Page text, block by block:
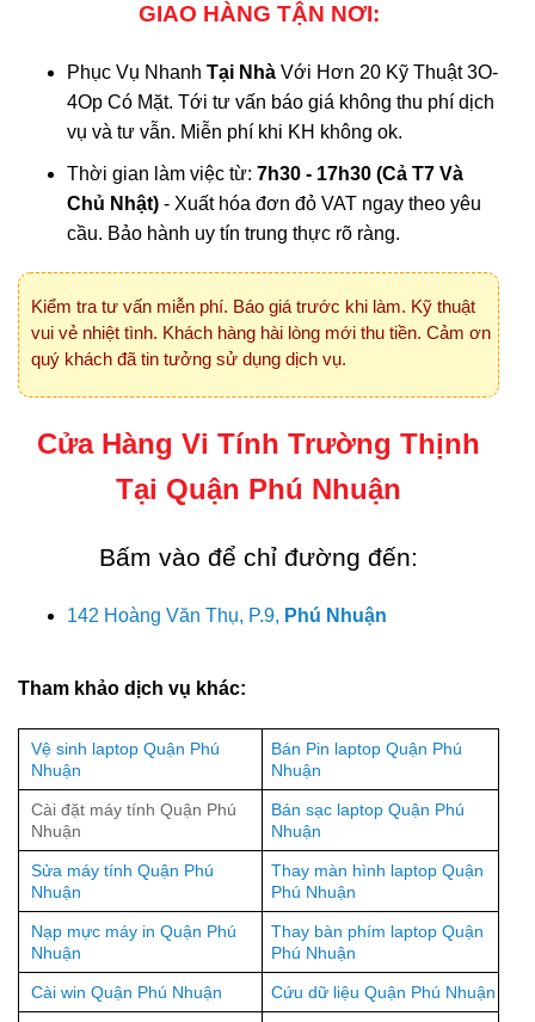
GIAO HÀNG TẬN NƠI:
Phục Vụ Nhanh Tại NhàVới Hơn 20 Kỹ Thuật 3O-
4Op Có Mặt. Tới tư vấn báo giá không thu phí dịch
vụ và tư vẫn. Miễn phí khi KH không ok.
Thời gian làm việc từ: 7h30 - 17h30 (Cả T7 Và
Chủ Nhật)- Xuất hóa đơn đỏ VAT ngay theo yêu
cầu. Bảo hành uy tín trung thực rõ ràng.
Kiểm tra tư vấn miễn phí. Báo giá trước khi làm. Kỹ thuật
vui vẻ nhiệt tình. Khách hàng hài lòng mới thu tiền. Cảm ơn
quý khách đã tin tưởng sử dụng dịch vụ.
Cửa Hàng Vi Tính Trường Thịnh
Tại Quận Phú Nhuận
Bấm vào để chỉ đường đến:
142 Hoàng Văn Thụ, P.9, Phú Nhuận
Tham khảo dịch vụ khác:
Vệ sinh laptop Quận Phú
Nhuận
Bán Pin laptop Quận Phú
Nhuận
Cài đặt máy tính Quận Phú
Nhuận
Bán sạc laptop Quận Phú
Nhuận
Sửa máy tính Quận Phú
Nhuận
Thay màn hình laptop Quận
Phú Nhuận
Nạp mực máy in Quận Phú
Nhuận
Thay bàn phím laptop Quận
Phú Nhuận
Cài win Quận Phú Nhuận Cứu dữ liệu Quận Phú Nhuận